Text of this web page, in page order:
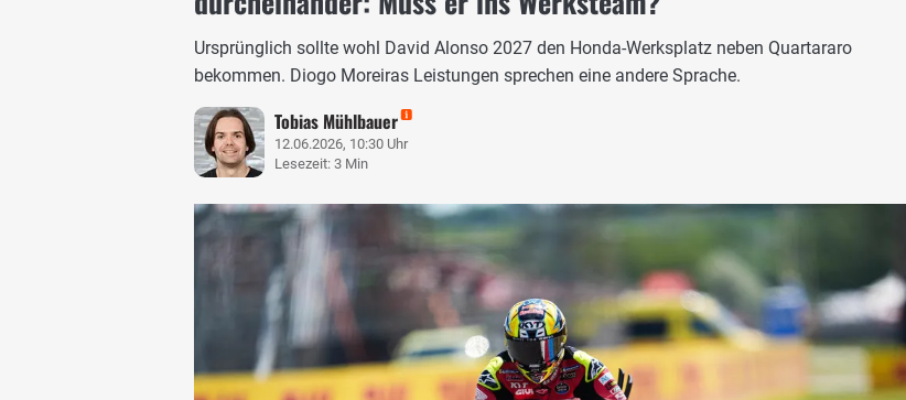
Ursprünglich sollte wohl David Alonso 2027 den Honda-Werksplatz neben Quartararo
bekommen. Diogo Moreiras Leistungen sprechen eine andere Sprache.
Tobias Mühlbauer
12.06.2026, 10:30 Uhr
Lesezeit: 3 Min